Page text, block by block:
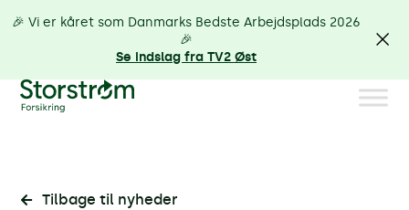
Tilbage til nyheder
🎉 Vi er kåret som Danmarks Bedste Arbejdsplads 2026
🎉
Se indslag fra TV2 Øst